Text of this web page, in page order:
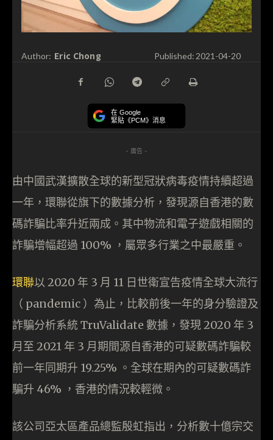
Author: Eric Chong Published:2021-04-20
在 Google
緊貼《PCM》消息
- 廣告 -
由中國武漢擴散全球的新型冠狀病毒疫情持續超過
一年，環聯從旗下的數據分析，發現源自香港的數
碼詐騙比率升近兩成。其中物流和電子遊戲相關的
詐騙增幅超過 100% ，屬眾多行業之中最嚴重。
環聯以 2020 年 3 月 11 日世衛宣告疫情全球大流行
（ pandemic ）為止，比較前後一年的身分驗證及
詐騙分析系統 TruValidate 數據，發現 2020 年 3
月至 2021 年 3 月期間源自香港的可疑數碼詐騙較
前一年同期升 19.25% 。全球在期內的可疑數碼詐
騙升 46% ，香港的情況較輕微。
該公司亞太區產品總監殷虹指出，分析數十億宗交